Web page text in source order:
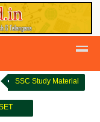
SSC Study Material